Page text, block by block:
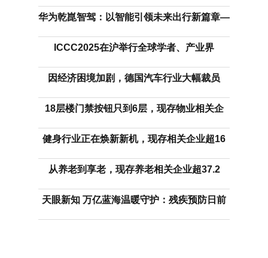
华为乾崑智驾：以智能引领未来出行新篇章—
ICCC2025在沪举行全球学者、产业界
因经济困境加剧，德国汽车行业大幅裁员
18层楼门禁按钮只到6层，现存物业相关企
健身行业正在焕新新机，现存相关企业超16
从养老到享老，现存养老相关企业超37.2
天眼新知 万亿蓝海温暖守护：残疾预防日前